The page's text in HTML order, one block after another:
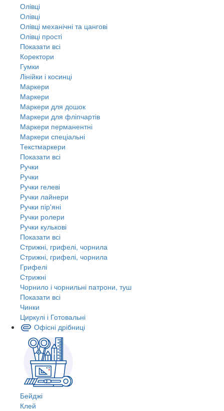
Олівці
Олівці
Олівці механічні та цангові
Олівці прості
Показати всі
Коректори
Гумки
Лінійки і косинці
Маркери
Маркери
Маркери для дошок
Маркери для фліпчартів
Маркери перманентні
Маркери спеціальні
Текстмаркери
Показати всі
Ручки
Ручки
Ручки гелеві
Ручки лайнери
Ручки пір'яні
Ручки ролери
Ручки кулькові
Показати всі
Стрижні, грифелі, чорнила
Стрижні, грифелі, чорнила
Грифелі
Стрижні
Чорнило і чорнильні патрони, туш
Показати всі
Чинки
Циркулі і Готовальні
Офісні дрібниці
Бейджі
Клей